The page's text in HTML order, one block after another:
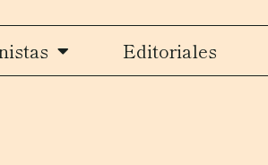
Editoriales